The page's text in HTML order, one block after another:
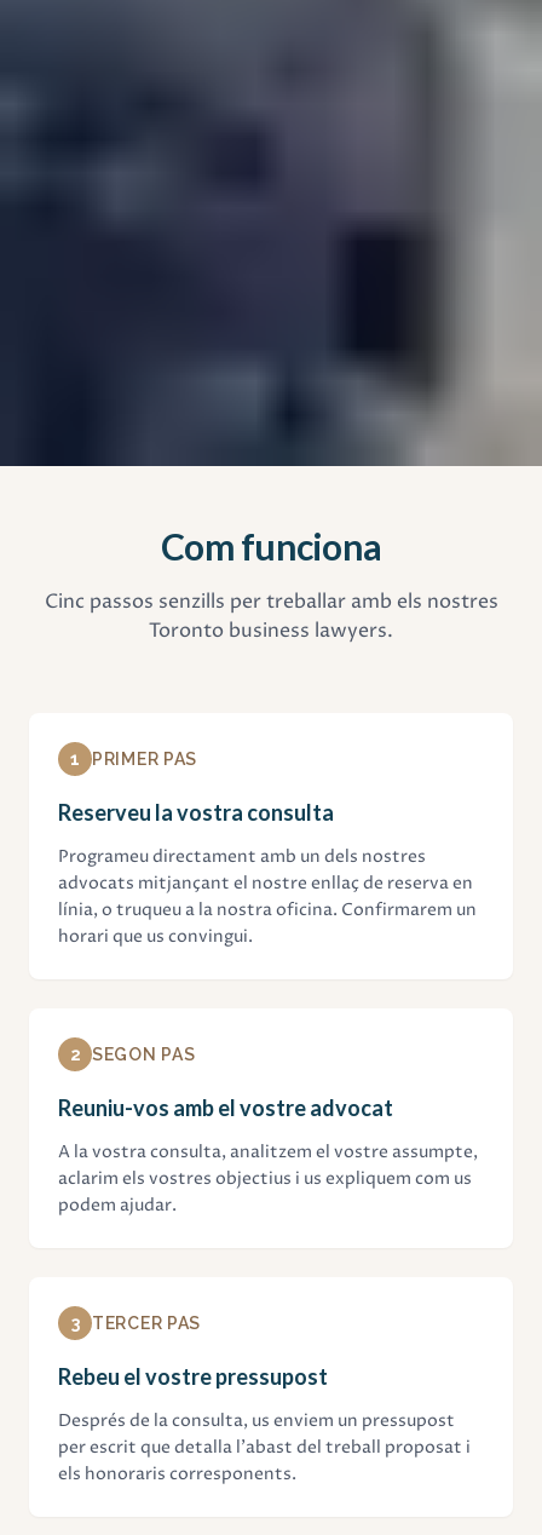
Com funciona
Cinc passos senzills per treballar amb els nostres
Toronto business lawyers.
1 PRIMER PAS
Reserveu la vostra consulta
Programeu directament amb un dels nostres
advocats mitjançant el nostre enllaç de reserva en
línia, o truqueu a la nostra oficina. Confirmarem un
horari que us convingui.
2 SEGON PAS
Reuniu-vos amb el vostre advocat
A la vostra consulta, analitzem el vostre assumpte,
aclarim els vostres objectius i us expliquem com us
podem ajudar.
3 TERCER PAS
Rebeu el vostre pressupost
Després de la consulta, us enviem un pressupost
per escrit que detalla l'abast del treball proposat i
els honoraris corresponents.